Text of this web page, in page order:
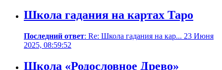
Школа гадания на картах Таро
Последний ответ: Re: Школа гадания на кар... 23 Июня
2025, 08:59:52
Школа «Родословное Древо»